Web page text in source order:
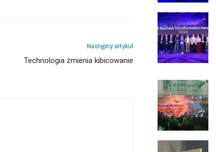
Następny artykuł
Technologia zmienia kibicowanie